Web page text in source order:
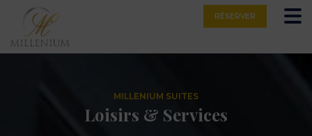
content
RÉSERVER
MILLENIUM SUITES
Loisirs & Services